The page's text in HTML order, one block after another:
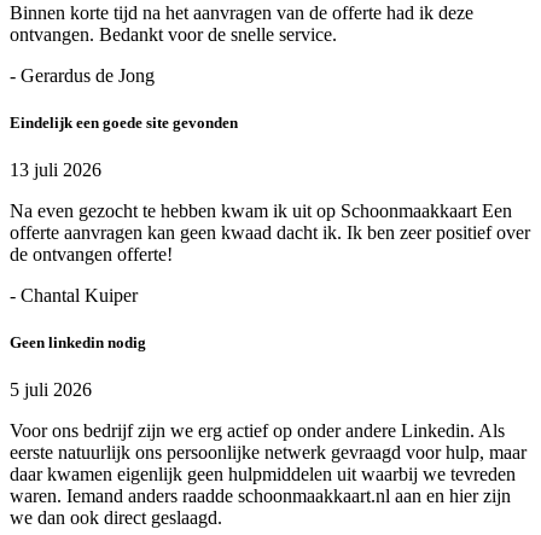
Binnen korte tijd na het aanvragen van de offerte had ik deze
ontvangen. Bedankt voor de snelle service.
- Gerardus de Jong
Eindelijk een goede site gevonden
13 juli 2026
Na even gezocht te hebben kwam ik uit op Schoonmaakkaart Een
offerte aanvragen kan geen kwaad dacht ik. Ik ben zeer positief over
de ontvangen offerte!
- Chantal Kuiper
Geen linkedin nodig
5 juli 2026
Voor ons bedrijf zijn we erg actief op onder andere Linkedin. Als
eerste natuurlijk ons persoonlijke netwerk gevraagd voor hulp, maar
daar kwamen eigenlijk geen hulpmiddelen uit waarbij we tevreden
waren. Iemand anders raadde schoonmaakkaart.nl aan en hier zijn
we dan ook direct geslaagd.